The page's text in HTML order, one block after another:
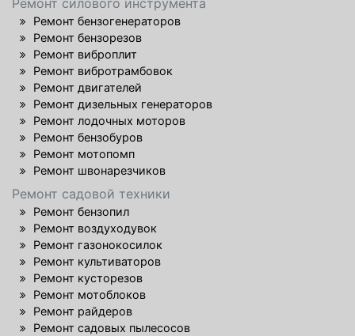
Ремонт бензогенераторов
Ремонт бензорезов
Ремонт виброплит
Ремонт вибротрамбовок
Ремонт двигателей
Ремонт дизельных генераторов
Ремонт лодочных моторов
Ремонт бензобуров
Ремонт мотопомп
Ремонт швонарезчиков
Ремонт садовой техники
Ремонт бензопил
Ремонт воздуходувок
Ремонт газонокосилок
Ремонт культиваторов
Ремонт кусторезов
Ремонт мотоблоков
Ремонт райдеров
Ремонт садовых пылесосов